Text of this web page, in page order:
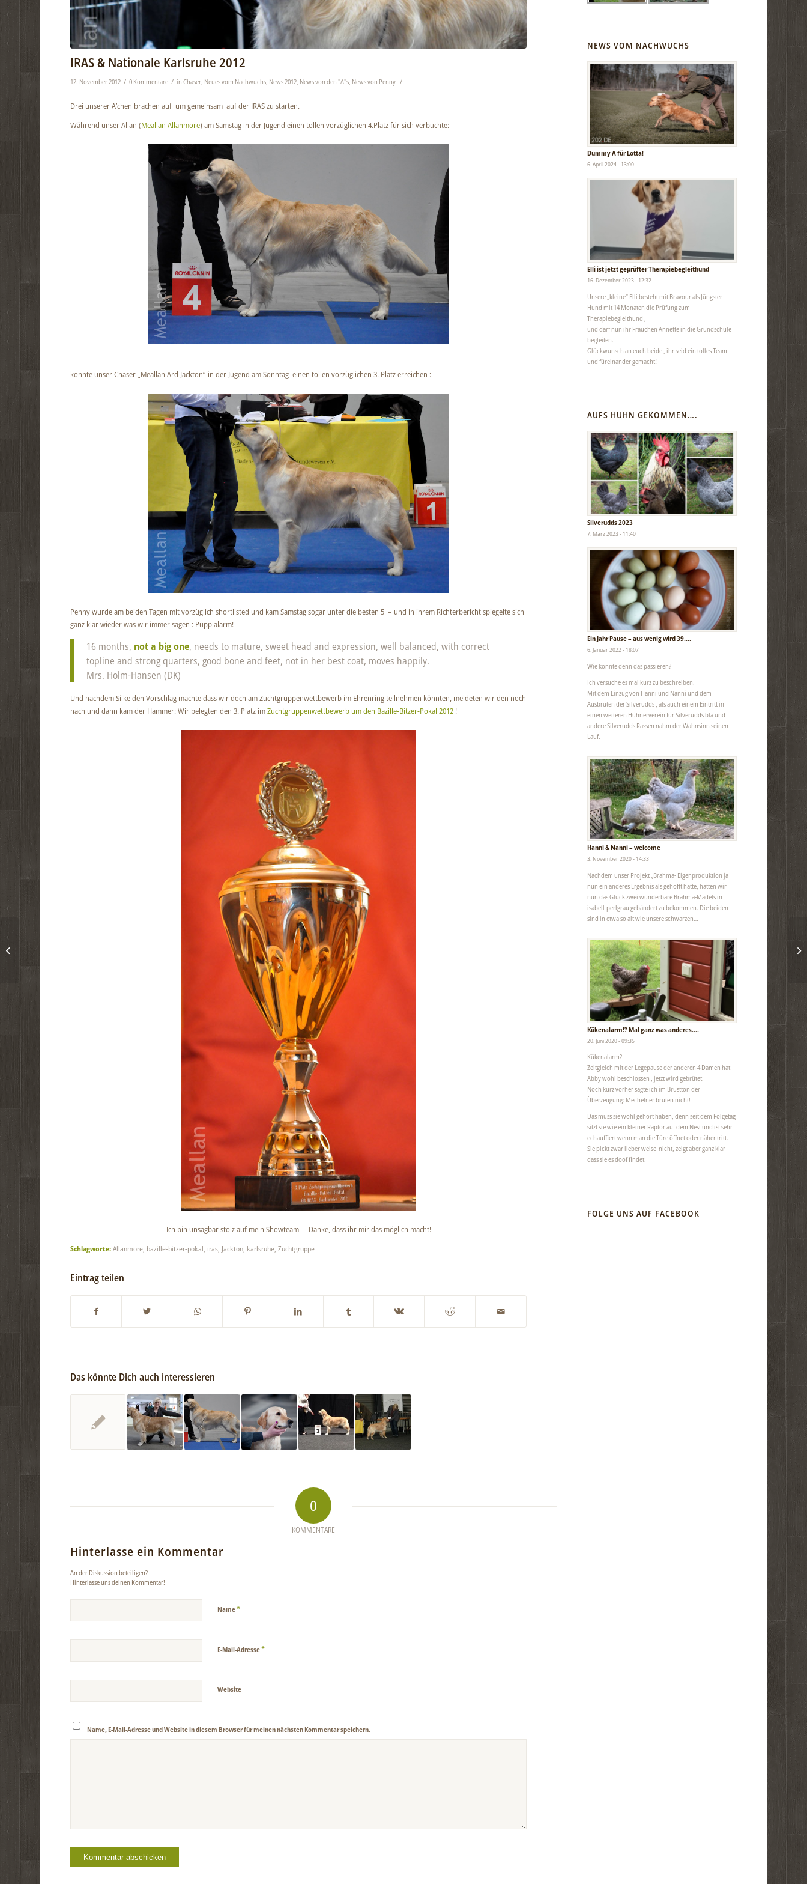
IRAS & Nationale Karlsruhe 2012
12. November 2012 / 0 Kommentare / inChaser, Neues vom Nachwuchs, News 2012, News von den "A"s, News von Penny /
Drei unserer A’chen brachen auf um gemeinsam auf der IRAS zu starten.
Während unser Allan (Meallan Allanmore) am Samstag in der Jugend einen tollen vorzüglichen 4.Platz für sich verbuchte:
konnte unser Chaser „Meallan Ard Jackton“ in der Jugend am Sonntag einen tollen vorzüglichen 3. Platz erreichen :
Penny wurde am beiden Tagen mit vorzüglich shortlisted und kam Samstag sogar unter die besten 5 – und in ihrem Richterbericht spiegelte sich
ganz klar wieder was wir immer sagen : Püppialarm!
16 months, not a big one, needs to mature, sweet head and expression, well balanced, with correct
topline and strong quarters, good bone and feet, not in her best coat, moves happily.
Mrs. Holm-Hansen (DK)
Und nachdem Silke den Vorschlag machte dass wir doch am Zuchtgruppenwettbewerb im Ehrenring teilnehmen könnten, meldeten wir den noch
nach und dann kam der Hammer: Wir belegten den 3. Platz imZuchtgruppenwettbewerb um den Bazille-Bitzer-Pokal 2012 !
Ich bin unsagbar stolz auf mein Showteam – Danke, dass ihr mir das möglich macht!
Schlagworte: Allanmore bazille-bitzer-pokal iras Jackton karlsruhe ,Zuchtgruppe
Eintrag teilen
Das könnte Dich auch interessieren
0
KOMMENTARE
Hinterlasse ein Kommentar
An der Diskussion beteiligen?
Hinterlasse uns deinen Kommentar!
Name*
E-Mail-Adresse*
Website
Name, E-Mail-Adresse und Website in diesem Browser für meinen nächsten Kommentar speichern.
NEWS VOM NACHWUCHS
Dummy A für Lotta!
6. April 2024 - 13:00
Elli ist jetzt geprüfter Therapiebegleithund
16. Dezember 2023 - 12:32
Unsere „kleine“ Elli besteht mit Bravour als Jüngster
Hund mit 14 Monaten die Prüfung zum
Therapiebegleithund ,
und darf nun ihr Frauchen Annette in die Grundschule
begleiten.
Glückwunsch an euch beide , ihr seid ein tolles Team
und füreinander gemacht !
AUFS HUHN GEKOMMEN….
Silverudds 2023
7. März 2023 - 11:40
Ein Jahr Pause – aus wenig wird 39….
6. Januar 2022 - 18:07
Wie konnte denn das passieren?
Ich versuche es mal kurz zu beschreiben.
Mit dem Einzug von Hanni und Nanni und dem
Ausbrüten der Silverudds , als auch einem Eintritt in
einen weiteren Hühnerverein für Silverudds bla und
andere Silverudds Rassen nahm der Wahnsinn seinen
Lauf.
Hanni & Nanni – welcome
3. November 2020 - 14:33
Nachdem unser Projekt „Brahma- Eigenproduktion ja
nun ein anderes Ergebnis als gehofft hatte, hatten wir
nun das Glück zwei wunderbare Brahma-Mädels in
isabell-perlgrau gebändert zu bekommen. Die beiden
sind in etwa so alt wie unsere schwarzen…
Kükenalarm!? Mal ganz was anderes….
20. Juni 2020 - 09:35
Kükenalarm?
Zeitgleich mit der Legepause der anderen 4 Damen hat
Abby wohl beschlossen , jetzt wird gebrütet.
Noch kurz vorher sagte ich im Brustton der
Überzeugung: Mechelner brüten nicht!
Das muss sie wohl gehört haben, denn seit dem Folgetag
sitzt sie wie ein kleiner Raptor auf dem Nest und ist sehr
echauffiert wenn man die Türe öffnet oder näher tritt.
Sie pickt zwar lieber weise nicht, zeigt aber ganz klar
dass sie es doof findet.
FOLGE UNS AUF FACEBOOK